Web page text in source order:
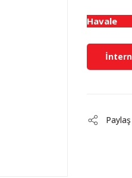
Havale
Paylaş